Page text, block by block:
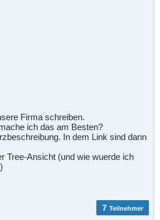
Firma schreiben.
ich das am Besten?
In dem Link sind dann
Tree-Ansicht (und wie wuerde ich
7 Teilnehmer